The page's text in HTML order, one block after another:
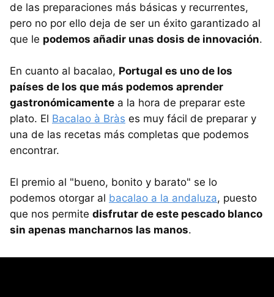
de las preparaciones más básicas y recurrentes,
pero no por ello deja de ser un éxito garantizado al
que le podemos añadir unas dosis de innovación.
En cuanto al bacalao, Portugal es uno de los
países de los que más podemos aprender
gastronómicamente a la hora de preparar este
plato. El Bacalao à Bràs es muy fácil de preparar y
una de las recetas más completas que podemos
encontrar.
El premio al "bueno, bonito y barato" se lo
podemos otorgar al bacalao a la andaluza, puesto
que nos permite disfrutar de este pescado blanco
sin apenas mancharnos las manos.